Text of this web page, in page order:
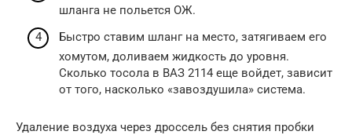
шланга не польется ОЖ.
Быстро ставим шланг на место, затягиваем его
хомутом, доливаем жидкость до уровня.
Сколько тосола в ВАЗ 2114 еще войдет, зависит
от того, насколько «завоздушила» система.
Удаление воздуха через дроссель без снятия пробки